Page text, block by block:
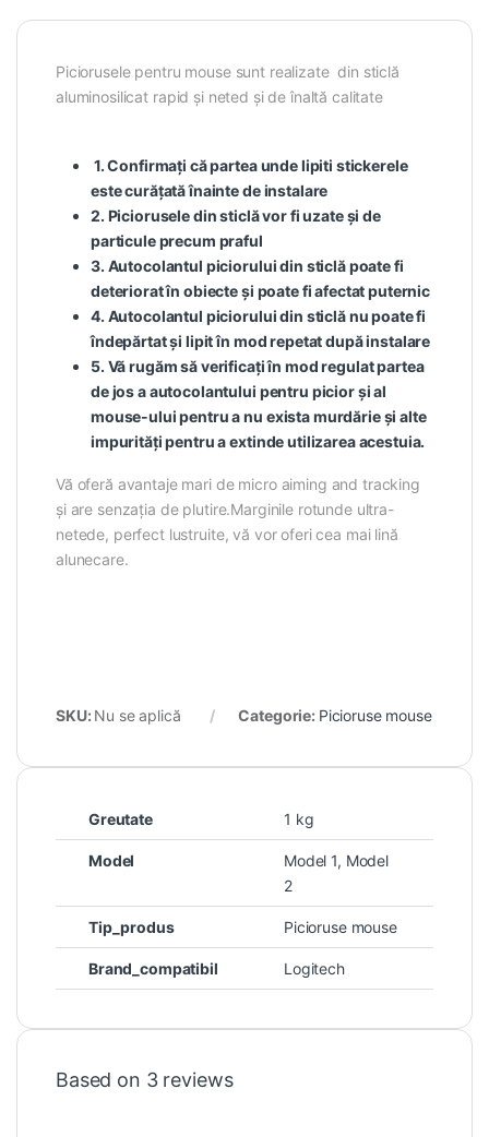
Piciorusele pentru mouse sunt realizate din sticlă
aluminosilicat rapid și neted și de înaltă calitate
1. Confirmați că partea unde lipiti stickerele
este curățată înainte de instalare
2. Piciorusele din sticlă vor fi uzate și de
particule precum praful
3. Autocolantul piciorului din sticlă poate fi
deteriorat în obiecte și poate fi afectat puternic
4. Autocolantul piciorului din sticlă nu poate fi
îndepărtat și lipit în mod repetat după instalare
5. Vă rugăm să verificați în mod regulat partea
de jos a autocolantului pentru picior și al
mouse-ului pentru a nu exista murdărie și alte
impurități pentru a extinde utilizarea acestuia.
Vă oferă avantaje mari de micro aiming and tracking
și are senzația de plutire.Marginile rotunde ultra-
netede, perfect lustruite, vă vor oferi cea mai lină
alunecare.
SKU: Nu se aplică Categorie: Picioruse mouse
Greutate 1 kg
Model
Model 1, Model
2
Tip_produs Picioruse mouse
Brand_compatibil Logitech
Based on 3 reviews